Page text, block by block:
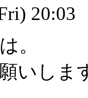
20:03
。
いしま